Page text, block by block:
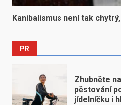
Kanibalismus není tak
PR
Zhubněte
pěstování
jídelníčku i